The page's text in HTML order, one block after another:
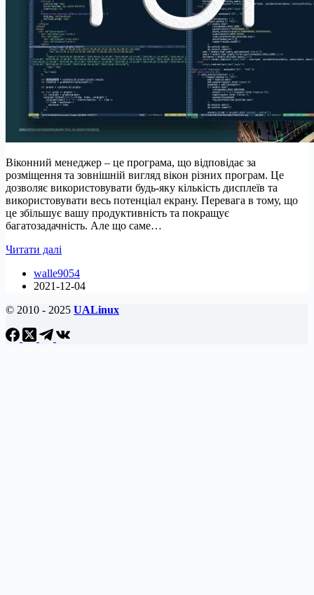
Віконний менеджер – це програма, що відповідає за
розміщення та зовнішній вигляд вікон різних програм. Це
дозволяє використовувати будь-яку кількість дисплеїв та
використовувати весь потенціал екрану. Перевага в тому, що
це збільшує вашу продуктивність та покращує
багатозадачність. Але що саме…
Читати далі
віконних
менеджерів
Linux
walle9054
2021-12-04
© 2010 - 2025 UALinux